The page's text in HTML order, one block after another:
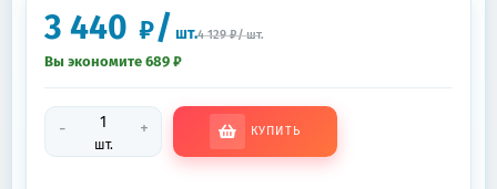
3 440 ₽/ шт.4 129 ₽/шт.
Вы экономите 689 ₽
-
шт.
+ КУПИТЬ